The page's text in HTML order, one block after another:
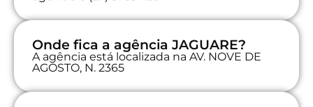
Onde fica a agência JAGUARE?
A agência está localizada na AV. NOVE DE
AGOSTO, N. 2365